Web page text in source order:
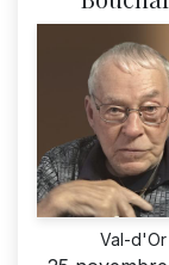
Val-d'Or